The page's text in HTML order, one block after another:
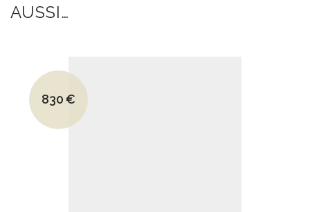
AUSSI…
Le prix initial était : 1295€.
830€
Le prix actuel est : 830€.